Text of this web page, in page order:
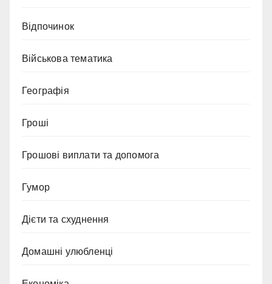
Відпочинок
Військова тематика
Географія
Гроші
Грошові виплати та допомога
Гумор
Дієти та схуднення
Домашні улюбленці